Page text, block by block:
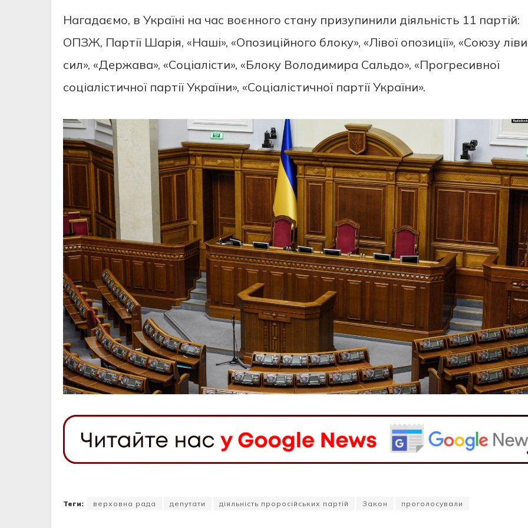
Нагадаємо, в Україні на час воєнного стану призупинили діяльність 11 партій:
ОПЗЖ, Партії Шарія, «Наші», «Опозиційного блоку», «Лівої опозиції», «Союзу
сил», «Держава», «Соціалісти», «Блоку Володимира Сальдо», «Прогресивної
соціалістичної партії України», «Соціалістичної партії України».
Теги: верховна рада депутати діяльність проросійських партій Закон проголосували